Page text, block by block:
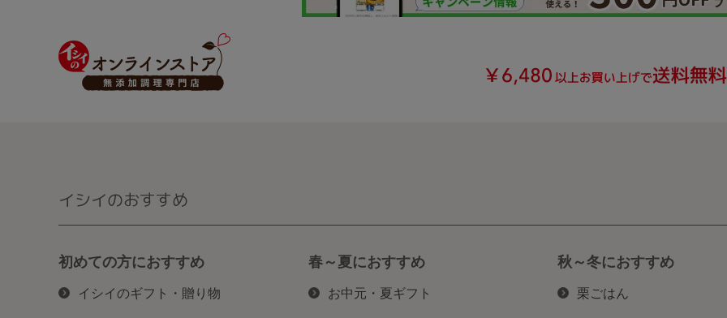
イシイのおすすめ
初めての方におすすめ
イシイのギフト・贈り物
春～夏におすすめ
お中元・夏ギフト
秋～冬におすすめ
栗ごはん